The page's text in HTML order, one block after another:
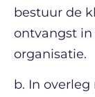
bestuur de
ontvangst
organisatie.
b. In